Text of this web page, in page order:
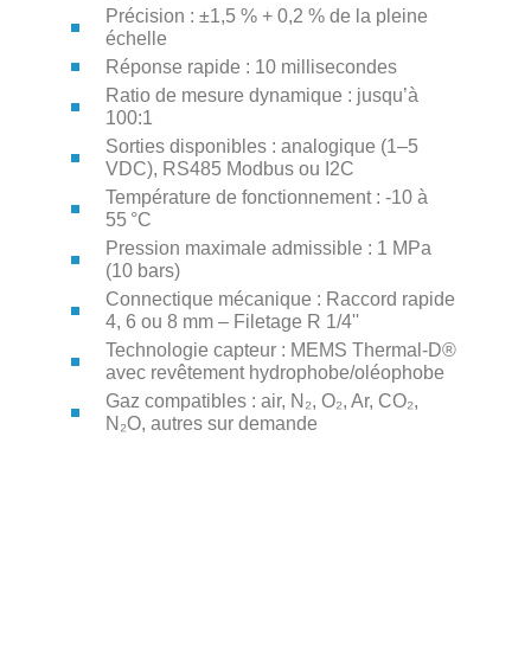
Précision : ±1,5 % + 0,2 % de la pleine
échelle
Réponse rapide : 10 millisecondes
Ratio de mesure dynamique : jusqu’à
100:1
Sorties disponibles : analogique (1–5
VDC), RS485 Modbus ou I2C
Température de fonctionnement : -10 à
55 °C
Pression maximale admissible : 1 MPa
(10 bars)
Connectique mécanique : Raccord rapide
4, 6 ou 8 mm – Filetage R 1/4''
Technologie capteur : MEMS Thermal-D®
avec revêtement hydrophobe/oléophobe
Gaz compatibles : air, N₂, O₂, Ar, CO₂,
N₂O, autres sur demande